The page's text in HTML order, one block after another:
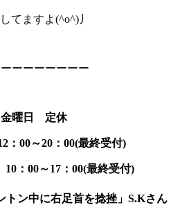
てますよ(^o^)丿
ーーーーーーー
金曜日 定休
：00～20：00(最終受付)
：00～17：00(最終受付)
トン中に右足首を捻挫」S.Kさん